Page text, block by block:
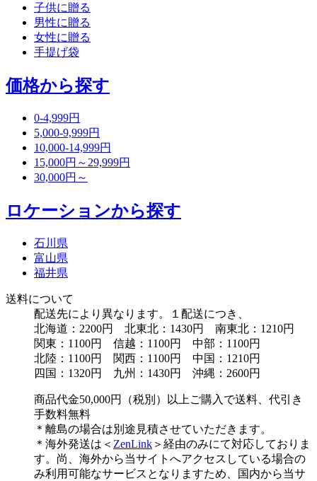
子供に贈る
男性に贈る
女性に贈る
手提げ袋
価格から探す
0-4,999円
5,000-9,999円
10,000-14,999円
15,000円～29,999円
30,000円～
ロケーションから探す
石川県
富山県
福井県
送料について
配送先により異なります。１配送につき、
北海道：2200円 北東北：1430円 南東北：1210円
関東：1100円 信越：1100円 中部：1100円
北陸：1100円 関西：1100円 中国：1210円
四国：1320円 九州：1430円 沖縄：2600円
商品代金50,000円（税別）以上ご購入で送料、代引き
手数料無料
＊離島の場合は別途見積させていただきます。
＊海外発送は＜ ZenLink ＞経由のみにて対応しておりま
す。尚、海外から当サイトへアクセスしている場合の
み利用可能なサービスとなりますため、国内から当サ